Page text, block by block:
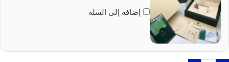
إضافة إلى السلة